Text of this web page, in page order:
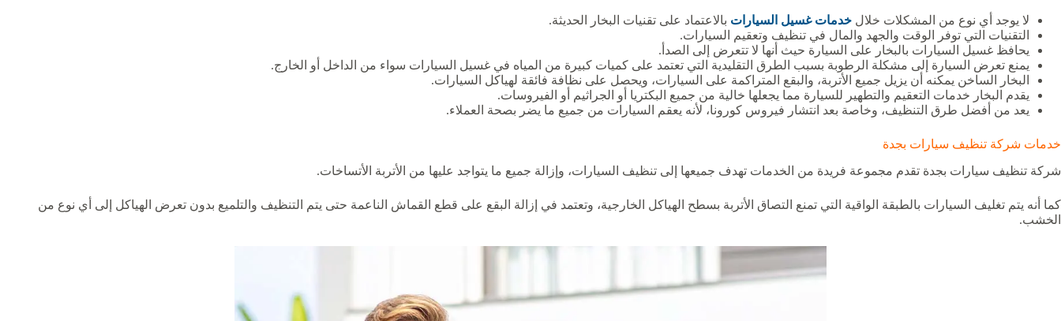
لا يوجد أي نوع من المشكلات خلال خدمات غسيل السيارات بالاعتماد على تقنيات البخار الحديثة.
التقنيات التي توفر الوقت والجهد والمال في تنظيف وتعقيم السيارات.
يحافظ غسيل السيارات بالبخار على السيارة حيث أنها لا تتعرض إلى الصدأ.
يمنع تعرض السيارة إلى مشكلة الرطوبة بسبب الطرق التقليدية التي تعتمد على كميات كبيرة من المياه في غسيل السيارات سواء من الداخل أو الخارج.
البخار الساخن يمكنه أن يزيل جميع الأتربة، والبقع المتراكمة على السيارات، ويحصل على نظافة فائقة لهياكل السيارات.
يقدم البخار خدمات التعقيم والتطهير للسيارة مما يجعلها خالية من جميع البكتريا أو الجراثيم أو الفيروسات.
يعد من أفضل طرق التنظيف، وخاصة بعد انتشار فيروس كورونا، لأنه يعقم السيارات من جميع ما يضر بصحة العملاء.
خدمات شركة تنظيف سيارات بجدة
شركة تنظيف سيارات بجدة تقدم مجموعة فريدة من الخدمات تهدف جميعها إلى تنظيف السيارات، وإزالة جميع ما يتواجد عليها من الأتربة الأتساخات.
كما أنه يتم تغليف السيارات بالطبقة الواقية التي تمنع التصاق الأتربة بسطح الهياكل الخارجية، وتعتمد في إزالة البقع على قطع القماش الناعمة حتى يتم التنظيف والتلميع بدون تعرض الهياكل إلى أي نوع من
الخشب.